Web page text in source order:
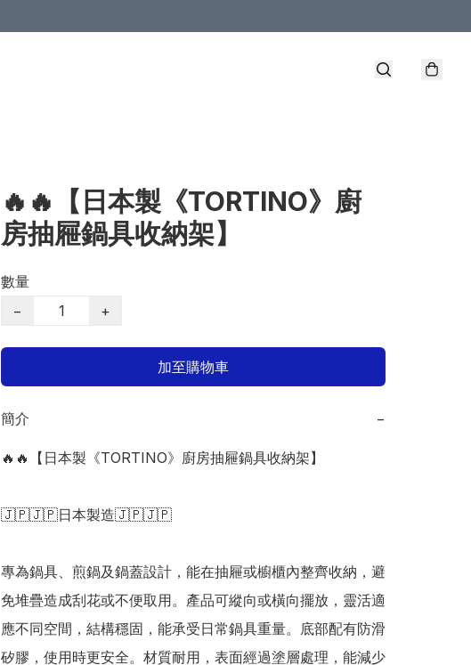
🔥🔥【日本製《TORTINO》廚
房抽屜鍋具收納架】
數量
−
+
加至購物車
簡介 −
🔥🔥【日本製《TORTINO》廚房抽屜鍋具收納架】
🇯🇵🇯🇵日本製造🇯🇵🇯🇵
專為鍋具、煎鍋及鍋蓋設計，能在抽屜或櫥櫃內整齊收納，避
免堆疊造成刮花或不便取用。產品可縱向或橫向擺放，靈活適
應不同空間，結構穩固，能承受日常鍋具重量。底部配有防滑
矽膠，使用時更安全。材質耐用，表面經過塗層處理，能減少